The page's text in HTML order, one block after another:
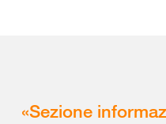
«Sezione